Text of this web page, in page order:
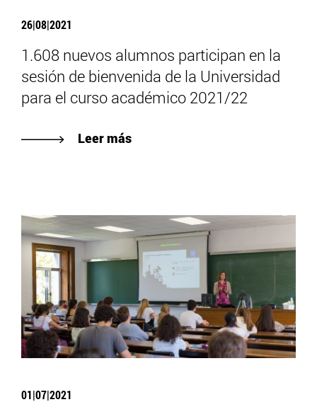
26|08|2021
1.608 nuevos alumnos participan en la
sesión de bienvenida de la Universidad
para el curso académico 2021/22
Leer más
01|07|2021